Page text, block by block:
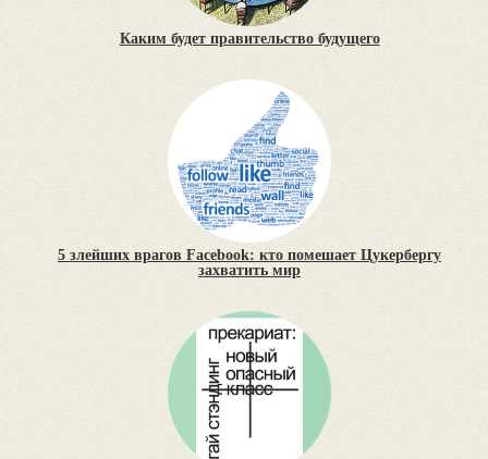
Каким будет правительство будущего
5 злейших врагов Facebook: кто помешает Цукербергу
захватить мир